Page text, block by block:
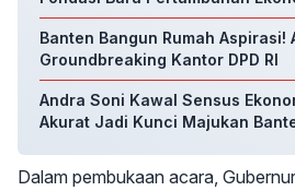
Banten Bangun Rumah Aspirasi!
Groundbreaking Kantor DPD RI
Andra Soni Kawal Sensus
Akurat Jadi Kunci Majukan
Dalam pembukaan acara,